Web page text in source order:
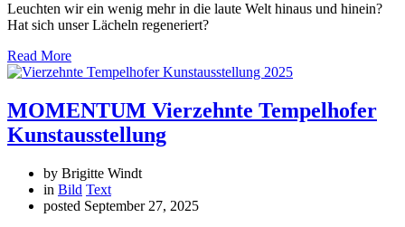
Leuchten wir ein wenig mehr in die laute Welt hinaus und hinein?
Hat sich unser Lächeln regeneriert?
Read More
MOMENTUM Vierzehnte Tempelhofer
Kunstausstellung
by Brigitte Windt
in Bild Text
posted September 27, 2025